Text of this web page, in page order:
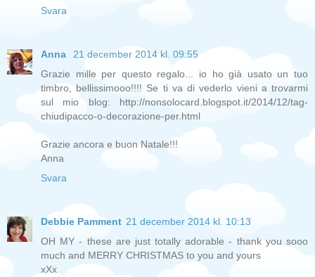
Svara
Anna
21 december 2014 kl. 09:55
Grazie mille per questo regalo... io ho già usato un tuo
timbro, bellissimooo!!!! Se ti va di vederlo vieni a trovarmi
sul mio blog: http://nonsolocard.blogspot.it/2014/12/tag-
chiudipacco-o-decorazione-per.html
Grazie ancora e buon Natale!!!
Anna
Svara
Debbie Pamment 21 december 2014 kl. 10:13
OH MY - these are just totally adorable - thank you sooo
much and MERRY CHRISTMAS to you and yours
xXx